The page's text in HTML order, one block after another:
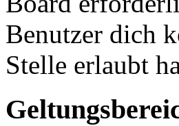
Benutzer dich
Stelle erlaubt